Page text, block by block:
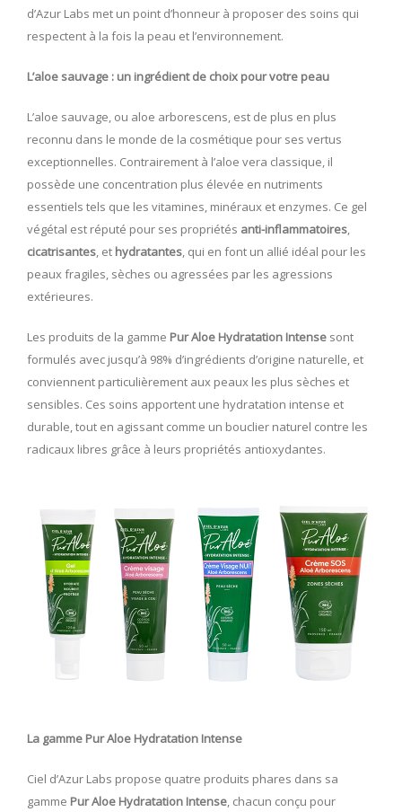
d’Azur Labs met un point d’honneur à proposer des soins qui
respectent à la fois la peau et l’environnement.
L’aloe sauvage : un ingrédient de choix pour votre peau
L’aloe sauvage, ou aloe arborescens, est de plus en plus
reconnu dans le monde de la cosmétique pour ses vertus
exceptionnelles. Contrairement à l’aloe vera classique, il
possède une concentration plus élevée en nutriments
essentiels tels que les vitamines, minéraux et enzymes. Ce gel
végétal est réputé pour ses propriétés anti-inflammatoires,
cicatrisantes, et hydratantes, qui en font un allié idéal pour les
peaux fragiles, sèches ou agressées par les agressions
extérieures.
Les produits de la gamme Pur Aloe Hydratation Intense sont
formulés avec jusqu’à 98% d’ingrédients d’origine naturelle, et
conviennent particulièrement aux peaux les plus sèches et
sensibles. Ces soins apportent une hydratation intense et
durable, tout en agissant comme un bouclier naturel contre les
radicaux libres grâce à leurs propriétés antioxydantes.
La gamme Pur Aloe Hydratation Intense
Ciel d’Azur Labs propose quatre produits phares dans sa
gamme Pur Aloe Hydratation Intense, chacun conçu pour